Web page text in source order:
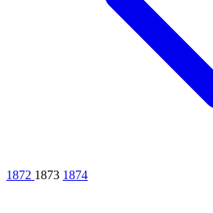
1872 1873 1874